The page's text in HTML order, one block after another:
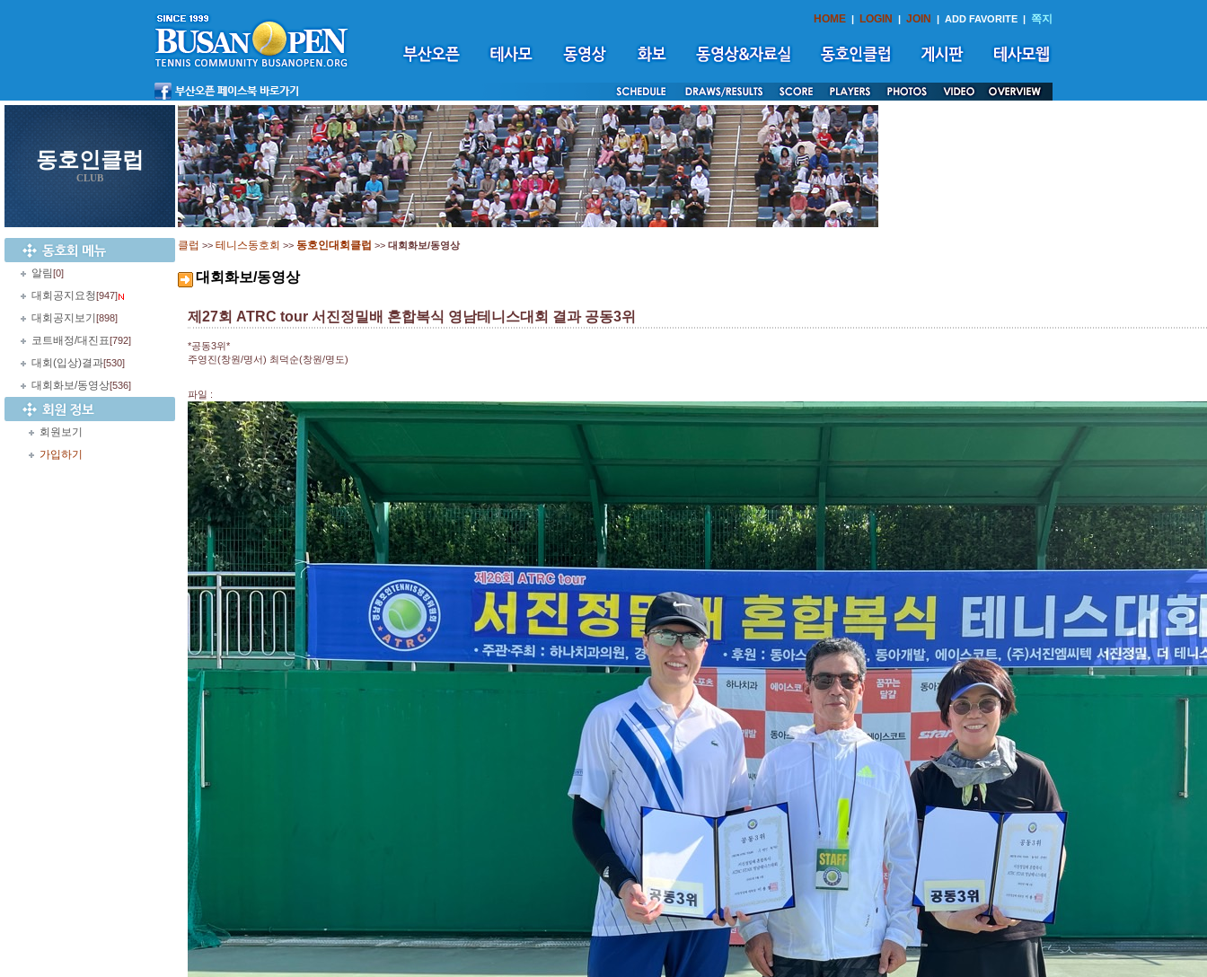
HOME | LOGIN | JOIN | ADD FAVORITE | 쪽지
동호인클럽
CLUB
알림[0]
대회공지요청[947]
대회공지보기 [898]
코트배정/대진표[792]
대회(입상)결과[530]
대회화보/동영상[536]
회원보기
가입하기
클럽 >> 테니스동호회 >> 동호인대회클럽 >> 대회화보/동영상
대회화보/동영상
제27회 ATRC tour 서진정밀배 혼합복식 영남테니스대회 결과 공동3위
*공동3위*
주영진(창원/명서) 최덕순(창원/명도)
파일 :